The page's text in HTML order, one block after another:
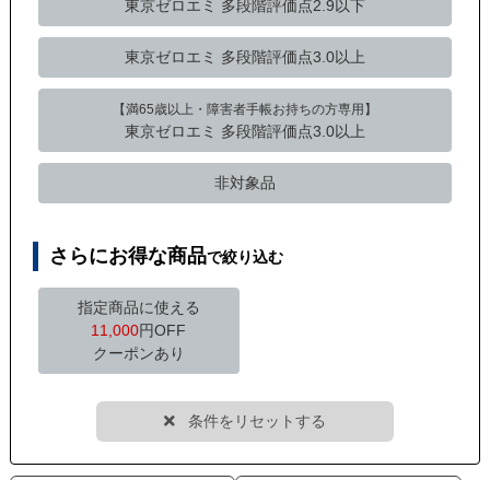
東京ゼロエミ 多段階評価点2.9以下
東京ゼロエミ 多段階評価点3.0以上
【満65歳以上・障害者手帳お持ちの方専用】
東京ゼロエミ 多段階評価点3.0以上
非対象品
さらにお得な商品で絞り込む
指定商品に使える
11,000円OFF
クーポンあり
条件をリセットする